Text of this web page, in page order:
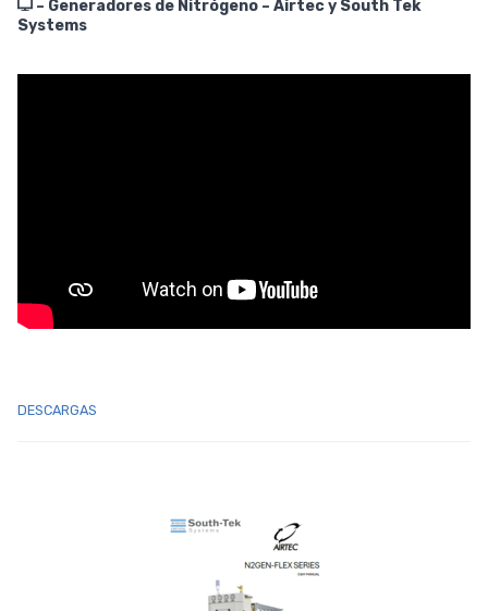
– Generadores de Nitrógeno – Airtec y South Tek
Systems
DESCARGAS